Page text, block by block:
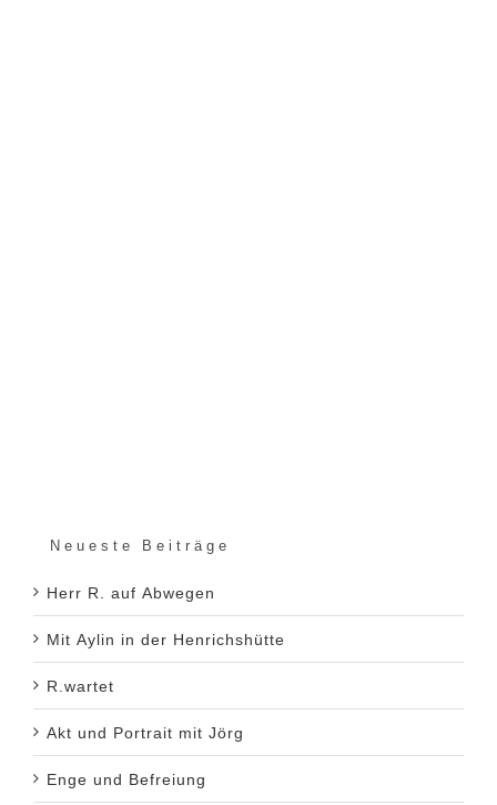
Neueste Beiträge
Herr R. auf Abwegen
Mit Aylin in der Henrichshütte
R.wartet
Akt und Portrait mit Jörg
Enge und Befreiung